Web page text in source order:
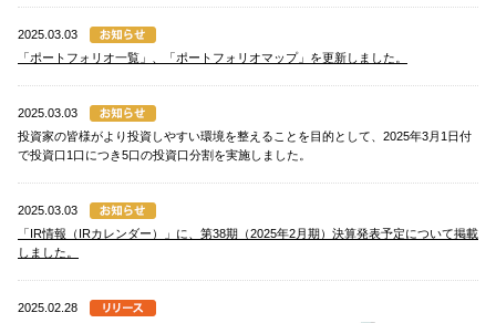
2025.03.03
「ポートフォリオ一覧」、「ポートフォリオマップ」を更新しました。
2025.03.03
投資家の皆様がより投資しやすい環境を整えることを目的として、2025年3月1日付
で投資口1口につき5口の投資口分割を実施しました。
2025.03.03
「IR情報（IRカレンダー）」に、第38期（2025年2月期）決算発表予定について掲載
しました。
2025.02.28